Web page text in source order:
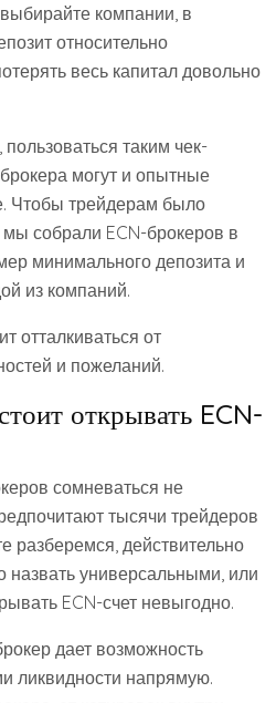
компании, в
относительно
весь капитал довольно
таким чек-
могут и опытные
Чтобы трейдерам было
собрали ECN-брокеров в
минимального депозита и
из компаний.
отталкиваться от
и пожеланий.
открывать ECN-
сомневаться не
тысячи трейдеров
разберемся, действительно
назвать универсальными, или
ECN-счет невыгодно.
дает возможность
ликвидности напрямую.